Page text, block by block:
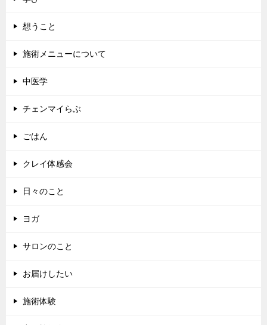
想うこと
施術メニューについて
中医学
チェンマイらぶ
ごはん
クレイ体感会
日々のこと
ヨガ
サロンのこと
お届けしたい
施術体験